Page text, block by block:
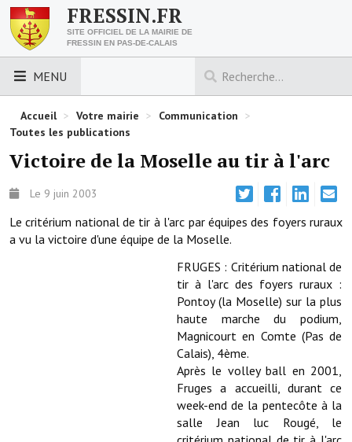
FRESSIN.FR
SITE OFFICIEL DE LA MAIRIE DE
FRESSIN EN PAS-DE-CALAIS
MENU
LES ESSENTIELS
Découvrez Fressin
Urbanisme
Nous contacter
Accueil > Votre mairie > Communication >
Toutes les publications
Victoire de la Moselle au tir à l'arc
Le 9 juin 2003
Le critérium national de tir à l'arc par équipes des foyers ruraux
a vu la victoire d'une équipe de la Moselle.
FRUGES : Critérium national de
tir à l'arc des foyers ruraux :
Pontoy (la Moselle) sur la plus
haute marche du podium,
Magnicourt en Comte (Pas de
Calais), 4ème.
Après le volley ball en 2001,
Fruges a accueilli, durant ce
week-end de la pentecôte à la
salle Jean luc Rougé, le